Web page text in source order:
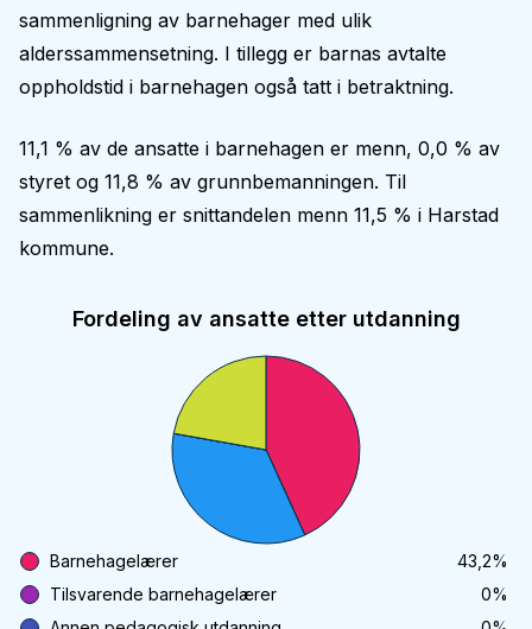
sammenligning av barnehager med ulik
alderssammensetning. I tillegg er barnas avtalte
oppholdstid i barnehagen også tatt i betraktning.
11,1 % av de ansatte i barnehagen er menn, 0,0 % av
styret og 11,8 % av grunnbemanningen. Til
sammenlikning er snittandelen menn 11,5 % i Harstad
kommune.
Fordeling av ansatte etter utdanning
Barnehagelærer 43,2%
Tilsvarende barnehagelærer
0%